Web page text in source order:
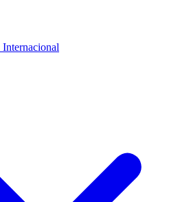
Internacional